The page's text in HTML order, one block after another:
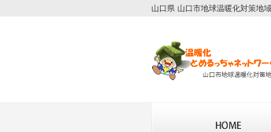
山口県 山口市地球温暖化対策地